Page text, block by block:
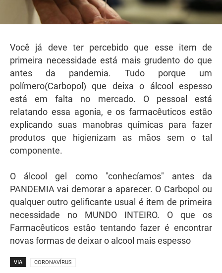
Você já deve ter percebido que esse item de
primeira necessidade está mais grudento do que
antes da pandemia. Tudo porque um
polímero(Carbopol) que deixa o álcool espesso
está em falta no mercado. O pessoal está
relatando essa agonia, e os farmacêuticos estão
explicando suas manobras químicas para fazer
produtos que higienizam as mãos sem o tal
componente.
O álcool gel como "conhecíamos" antes da
PANDEMIA vai demorar a aparecer. O Carbopol ou
qualquer outro gelificante usual é item de primeira
necessidade no MUNDO INTEIRO. O que os
Farmacêuticos estâo tentando fazer é encontrar
novas formas de deixar o alcool mais espesso
VIA CORONAVÍRUS